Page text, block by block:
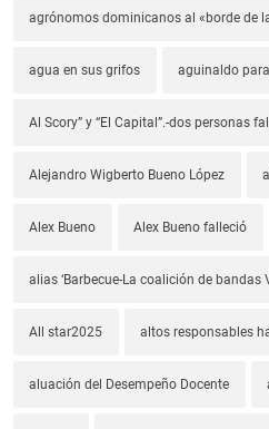
agrónomos dominicanos al «borde de
agua en sus grifos aguinaldo
Al Scory” y “El Capital”.-dos personas
Alejandro Wigberto Bueno López
Alex Bueno Alex Bueno falleció
alias ‘Barbecue-La coalición de bandas
All star2025 altos responsables
aluación del Desempeño Docente